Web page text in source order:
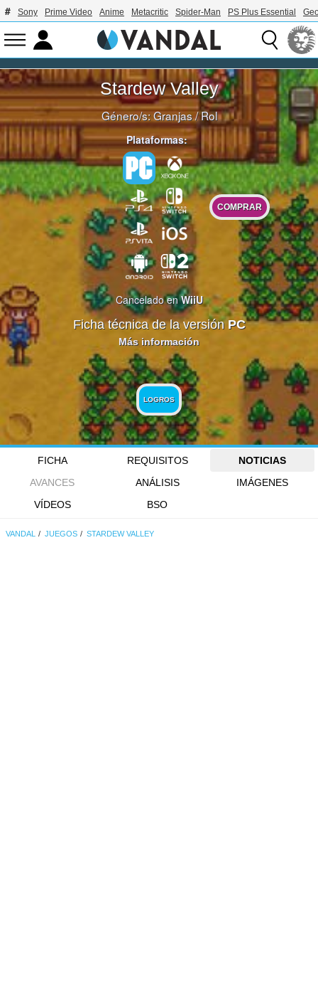
Sony Prime Video Anime Metacritic Spider-Man PS Plus Essential
Stardew Valley
Género/s:Granjas/Rol
Plataformas:
COMPRAR
Cancelado enWiiU
Ficha técnica de la versiónPC
Más información
LOGROS
FICHA REQUISITOS
NOTICIAS
AVANCES
ANÁLISIS
IMÁGENES
VÍDEOS
BSO
VANDAL JUEGOS STARDEW VALLEY